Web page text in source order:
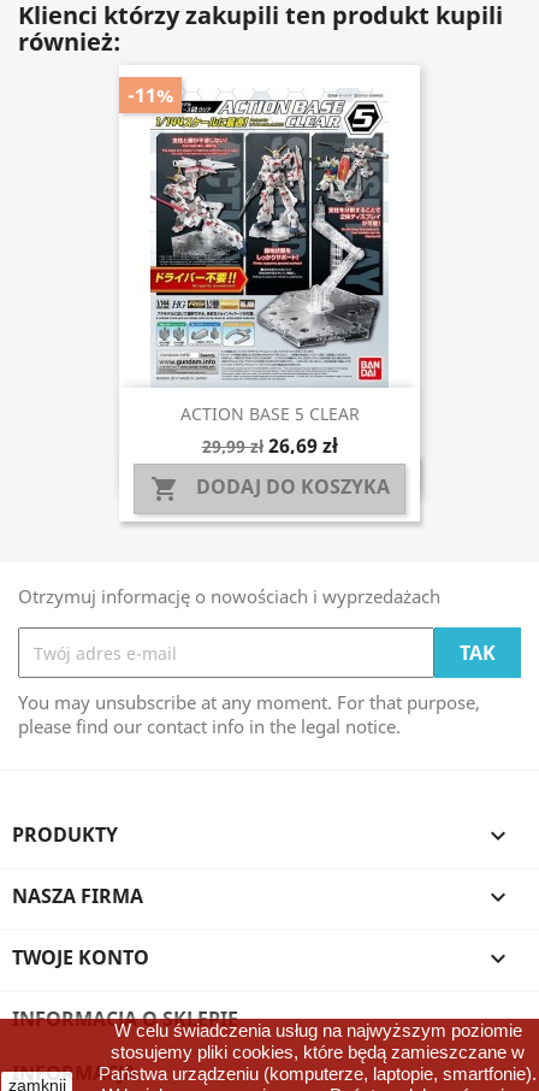
Klienci którzy zakupili ten produkt kupili
również:
ACTION BASE 5 CLEAR
29,99 zł 26,69 zł
 DODAJ DO KOSZYKA
-11%
Otrzymuj informację o nowościach i wyprzedażach
You may unsubscribe at any moment. For that purpose,
please find our contact info in the legal notice.
PRODUKTY 
NASZA FIRMA 
TWOJE KONTO 
INFORMACJA O SKLEPIE
INFORMACJA 
zamknij
W celu świadczenia usług na najwyższym poziomie
stosujemy pliki cookies, które będą zamieszczane w
Państwa urządzeniu (komputerze, laptopie, smartfonie).